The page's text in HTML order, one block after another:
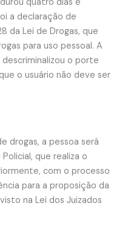
a declaração de
da Lei de Drogas, que
para uso pessoal. A
o porte
o usuário não deve ser
drogas, a pessoa será
que realiza o
com o processo
para a proposição da
na Lei dos Juizados